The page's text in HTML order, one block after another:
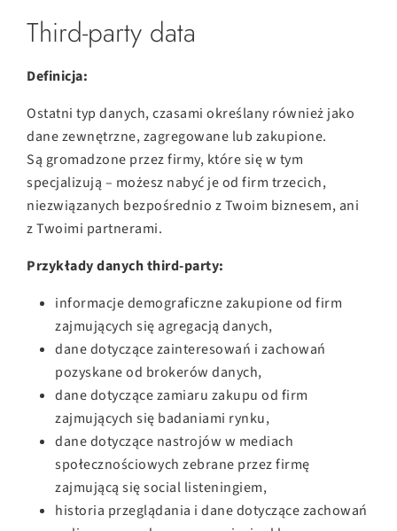
Third-party data
Definicja:
Ostatni typ danych, czasami określany również jako
dane zewnętrzne, zagregowane lub zakupione.
Są gromadzone przez firmy, które się w tym
specjalizują – możesz nabyć je od firm trzecich,
niezwiązanych bezpośrednio z Twoim biznesem, ani
z Twoimi partnerami.
Przykłady danych third-party:
informacje demograficzne zakupione od firm
zajmujących się agregacją danych,
dane dotyczące zainteresowań i zachowań
pozyskane od brokerów danych,
dane dotyczące zamiaru zakupu od firm
zajmujących się badaniami rynku,
dane dotyczące nastrojów w mediach
społecznościowych zebrane przez firmę
zajmującą się social listeningiem,
historia przeglądania i dane dotyczące zachowań